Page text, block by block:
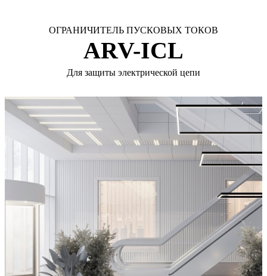
ОГРАНИЧИТЕЛЬ ПУСКОВЫХ ТОКОВ
ARV-ICL
Для защиты электрической цепи